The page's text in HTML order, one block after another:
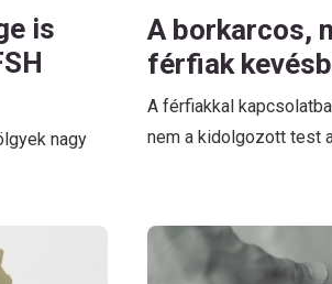
is
nagy
A borkarcos,
férfiak
A férfiakkal
nem a kidolgozott test